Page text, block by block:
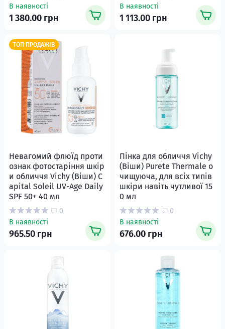
В наявності
1 380.00 грн
В наявності
1 113.00 грн
ТОП ПРОДАЖІВ
Невагомий флюїд проти
ознак фотостаріння шкір
и обличчя Vichy (Віши) C
apital Soleil UV-Age Daily
SPF 50+ 40 мл
0
В наявності
965.50 грн
Пінка для обличчя Vichy
(Віши) Purete Thermale о
чищуюча, для всіх типів
шкіри навіть чутливої 15
0 мл
0
В наявності
676.00 грн